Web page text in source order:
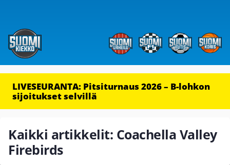
LIVESEURANTA: Pitsiturnaus 2026 – B-lohkon
sijoitukset selvillä
Kaikki artikkelit: Coachella Valley
Firebirds